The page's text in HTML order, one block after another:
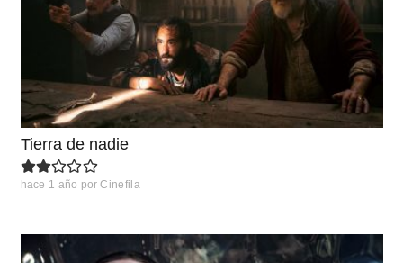
Tierra de nadie
hace 1 año por Cinefila